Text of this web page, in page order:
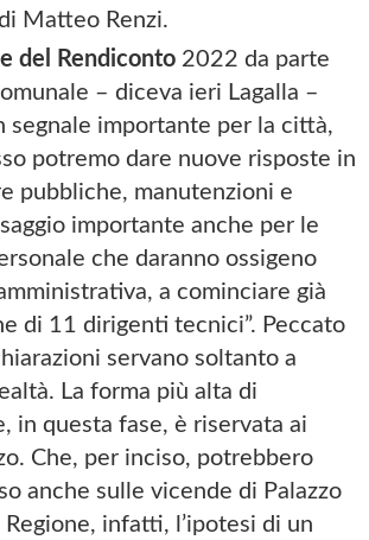
Matteo Renzi.
del Rendiconto 2022 da parte
– diceva ieri Lagalla –
segnale importante per la città,
potremo dare nuove risposte in
pubbliche, manutenzioni e
importante anche per le
che daranno ossigeno
a cominciare già
di 11 dirigenti tecnici”. Peccato
servano soltanto a
La forma più alta di
in questa fase, è riservata ai
Che, per inciso, potrebbero
anche sulle vicende di Palazzo
Regione, infatti, l’ipotesi di un